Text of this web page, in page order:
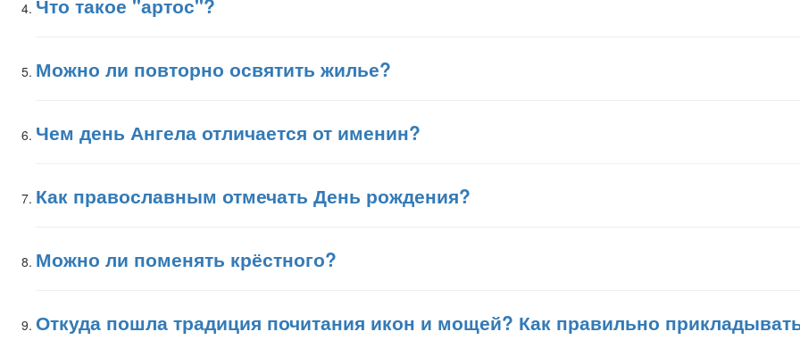
Что такое "артос"?
Можно ли повторно освятить жилье?
Чем день Ангела отличается от именин?
Как православным отмечать День рождения?
Можно ли поменять крёстного?
Откуда пошла традиция почитания икон и мощей? Как правильно